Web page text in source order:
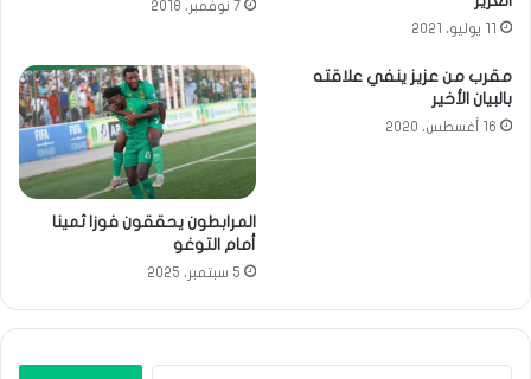
11 يوليو، 2021
7 نوفمبر، 2018
مقرب من عزيز ينفي علاقته
بالبيان الأخير
16 أغسطس، 2020
المرابطون يحققون فوزا ثمينا
أمام التوغو
5 سبتمبر، 2025